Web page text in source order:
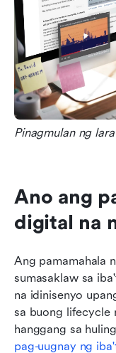
Pinagmulan ng
Ano ang
digital na
Ang pamamahala
sumasaklaw sa
na idinisenyo
sa buong lifecycle
pag-uugnay ng